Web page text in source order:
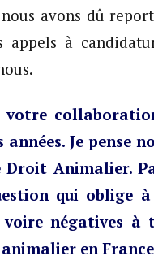
avons dû
appels à
années. Je
Droit Animalier.
qui oblige
voire négatives
en